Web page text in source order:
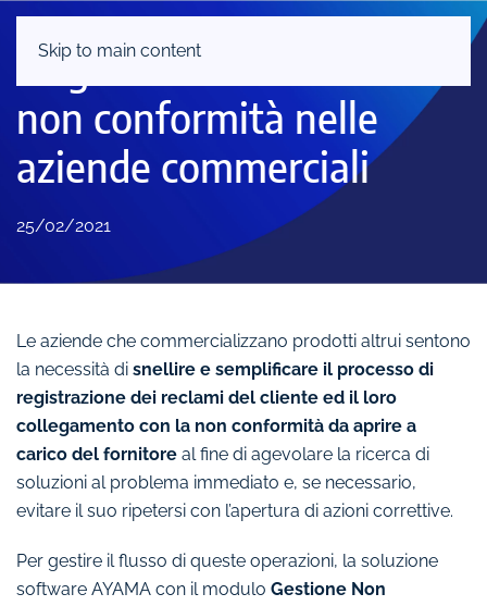
Skip to main content
La gestione dei reclami e
non conformità nelle
aziende commerciali
25/02/2021
Le aziende che commercializzano prodotti altrui sentono
la necessità di snellire e semplificare il processo di
registrazione dei reclami del cliente ed il loro
collegamento con la non conformità da aprire a
carico del fornitore al fine di agevolare la ricerca di
soluzioni al problema immediato e, se necessario,
evitare il suo ripetersi con l’apertura di azioni correttive.
Per gestire il flusso di queste operazioni, la soluzione
software AYAMA con il modulo Gestione Non